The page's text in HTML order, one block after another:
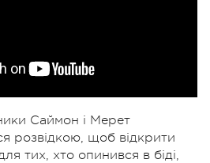
Саймон і Мерет
розвідкою, щоб відкрити
тих, хто опинився в біді,